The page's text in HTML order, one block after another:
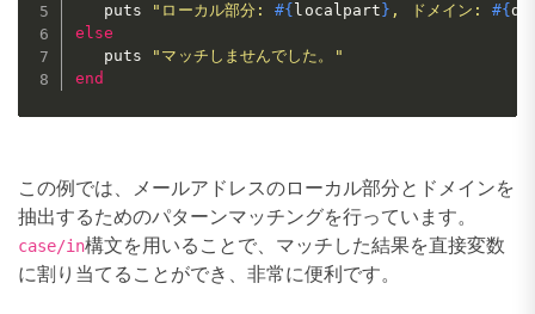
   puts
"ローカル部分: #{ localpart } , ドメイン: #{
else
   puts
"マッチしませんでした。"
end
この例では、メールアドレスのローカル部分とドメインを
抽出するためのパターンマッチングを行っています。
case/in構文を用いることで、マッチした結果を直接変数
に割り当てることができ、非常に便利です。